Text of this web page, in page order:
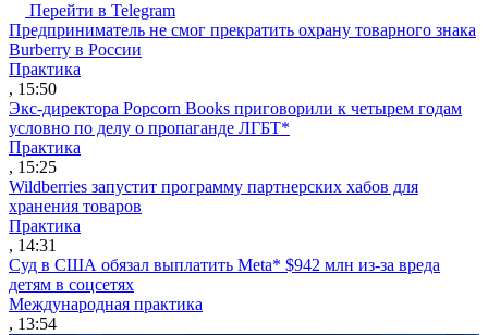
Перейти в Telegram
Предприниматель не смог прекратить охрану товарного знака
Burberry в России
Практика
, 15:50
Экс-директора Popcorn Books приговорили к четырем годам
условно по делу о пропаганде ЛГБТ*
Практика
, 15:25
Wildberries запустит программу партнерских хабов для
хранения товаров
Практика
, 14:31
Суд в США обязал выплатить Meta* $942 млн из-за вреда
детям в соцсетях
Международная практика
, 13:54